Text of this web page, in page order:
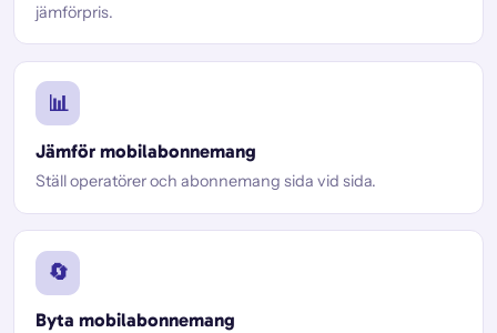
jämförpris.
📊
Jämför mobilabonnemang
Ställ operatörer och abonnemang sida vid sida.
🔄
Byta mobilabonnemang